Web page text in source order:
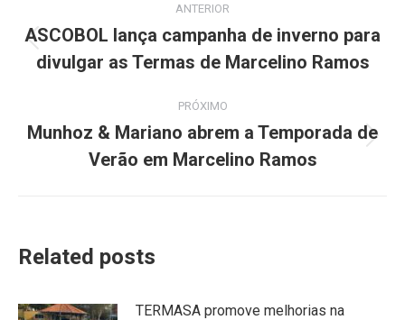
de
post:
ANTERIOR
anterior:
ASCOBOL lança campanha de inverno para
divulgar as Termas de Marcelino Ramos
PRÓXIMO
post:
Munhoz & Mariano abrem a Temporada de
Verão em Marcelino Ramos
Related posts
TERMASA promove melhorias na